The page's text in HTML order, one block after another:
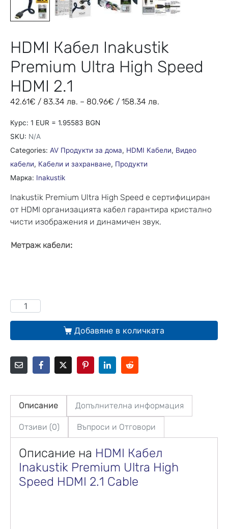
HDMI Кабел Inakustik
Premium Ultra High Speed
HDMI 2.1
42.61€ / 83.34 лв. – 80.96€ / 158.34 лв.
Курс: 1 EUR = 1.95583 BGN
SKU: N/A
Categories: AV Продукти за дома, HDMI Кабели, Видео
кабели, Кабели и захранване, Продукти
Марка: Inakustik
Inakustik Premium Ultra High Speed e сертифициран
от HDMI организацията кабел гарантира кристално
чисти изображения и динамичен звук.
Метраж кабели:
Добавяне в количката
Описание Допълнителна информация
Отзиви (0) Въпроси и Отговори
Описание на HDMI Кабел
Inakustik Premium Ultra High
Speed HDMI 2.1 Cable